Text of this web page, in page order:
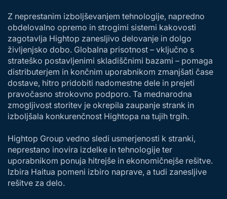
Z neprestanim izboljševanjem tehnologije, napredno
obdelovalno opremo in strogimi sistemi kakovosti
zagotavlja Hightop zanesljivo delovanje in dolgo
življenjsko dobo. Globalna prisotnost – vključno s
strateško postavljenimi skladiščnimi bazami – pomaga
distributerjem in končnim uporabnikom zmanjšati čase
dostave, hitro pridobiti nadomestne dele in prejeti
pravočasno strokovno podporo. Ta mednarodna
zmogljivost storitev je okrepila zaupanje strank in
izboljšala konkurenčnost Hightopa na tujih trgih.
Hightop Group vedno sledi usmerjenosti k stranki,
neprestano inovira izdelke in tehnologije ter
uporabnikom ponuja hitrejše in ekonomičnejše rešitve.
Izbira Haitua pomeni izbiro naprave, a tudi zanesljive
rešitve za delo.